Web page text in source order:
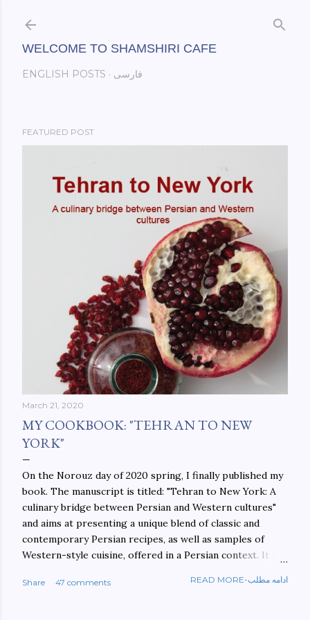
WELCOME TO SHAMSHIRI CAFE
ENGLISH POSTS فارسی
FEATURED POST
March 21, 2020
MY COOKBOOK: "TEHRAN TO NEW
YORK"
On the Norouz day of 2020 spring, I finally published my
book. The manuscript is titled: "Tehran to New York: A
culinary bridge between Persian and Western cultures"
and aims at presenting a unique blend of classic and
contemporary Persian recipes, as well as samples of
Western-style cuisine, offered in a Persian context. It is
walls. This book aims at constructing a bridge between
Share 47 comments READ MORE-ادامه مطلب